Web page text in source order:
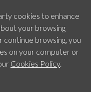
954 792 413
Our City
City Council
cookies to enhance
your browsing
continue browsing, you
on your computer or
Cookies Policy.